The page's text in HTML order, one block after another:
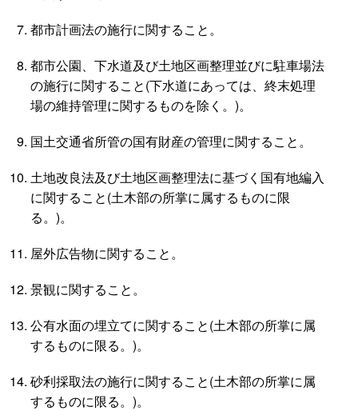
都市計画法の施行に関すること。
都市公園、下水道及び土地区画整理並びに駐車場法
の施行に関すること(下水道にあっては、終末処理
場の維持管理に関するものを除く。)。
国土交通省所管の国有財産の管理に関すること。
土地改良法及び土地区画整理法に基づく国有地編入
に関すること(土木部の所掌に属するものに限
る。)。
屋外広告物に関すること。
景観に関すること。
公有水面の埋立てに関すること(土木部の所掌に属
するものに限る。)。
砂利採取法の施行に関すること(土木部の所掌に属
するものに限る。)。